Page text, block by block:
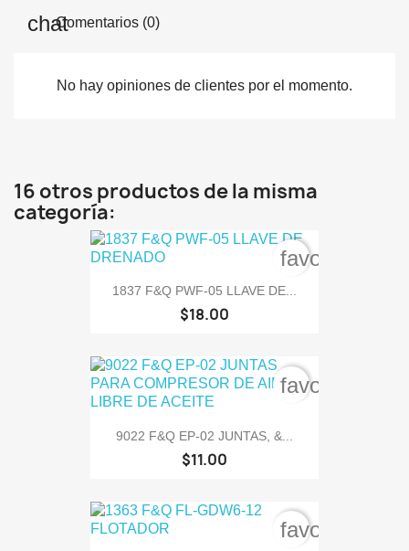
Comentarios (0)
No hay opiniones de clientes por el momento.
16 otros productos de la misma
categoría:
1837 F&Q PWF-05 LLAVE DE...
$18.00
9022 F&Q EP-02 JUNTAS, &...
$11.00